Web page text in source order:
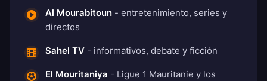
Al Mourabitoun - entretenimiento, series y
directos
Sahel TV - informativos, debate y ficción
El Mouritaniya - Ligue 1 Mauritanie y los